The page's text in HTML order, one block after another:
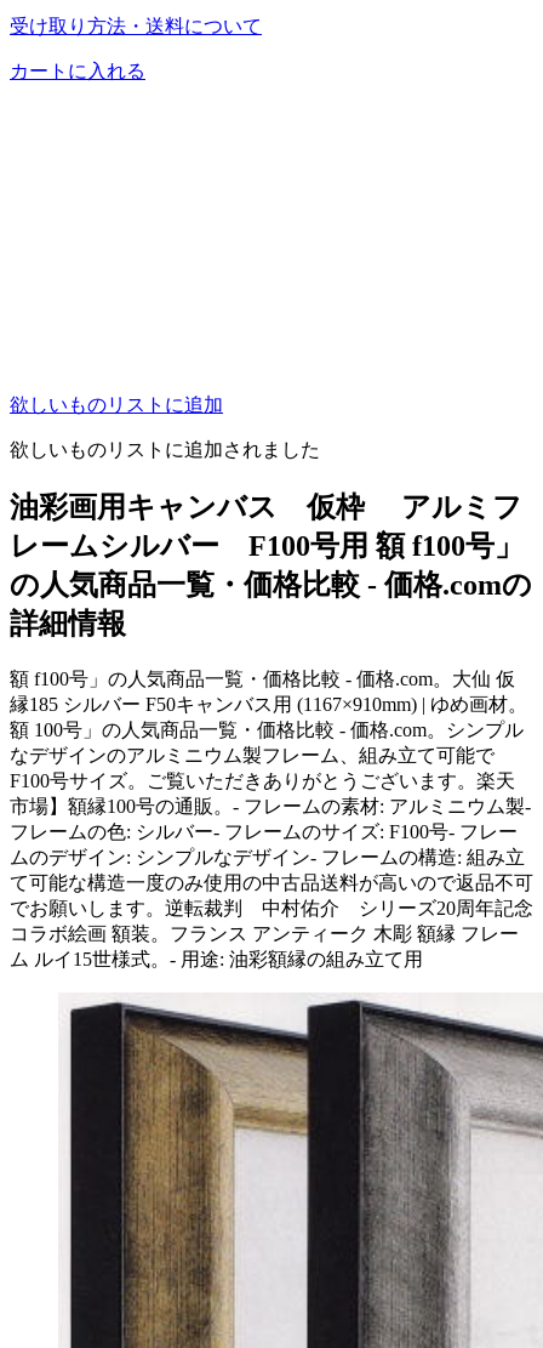
受け取り方法・送料について
カートに入れる
欲しいものリストに追加
欲しいものリストに追加されました
油彩画用キャンバス 仮枠 アルミフ
レームシルバー F100号用 額 f100号」
の人気商品一覧・価格比較 - 価格.comの
詳細情報
額 f100号」の人気商品一覧・価格比較 - 価格.com。大仙 仮
縁185 シルバー F50キャンバス用 (1167×910mm) | ゆめ画材。
額 100号」の人気商品一覧・価格比較 - 価格.com。シンプル
なデザインのアルミニウム製フレーム、組み立て可能で
F100号サイズ。ご覧いただきありがとうございます。楽天
市場】額縁100号の通販。- フレームの素材: アルミニウム製-
フレームの色: シルバー- フレームのサイズ: F100号- フレー
ムのデザイン: シンプルなデザイン- フレームの構造: 組み立
て可能な構造一度のみ使用の中古品送料が高いので返品不可
でお願いします。逆転裁判 中村佑介 シリーズ20周年記念
コラボ絵画 額装。フランス アンティーク 木彫 額縁 フレー
ム ルイ15世様式。- 用途: 油彩額縁の組み立て用